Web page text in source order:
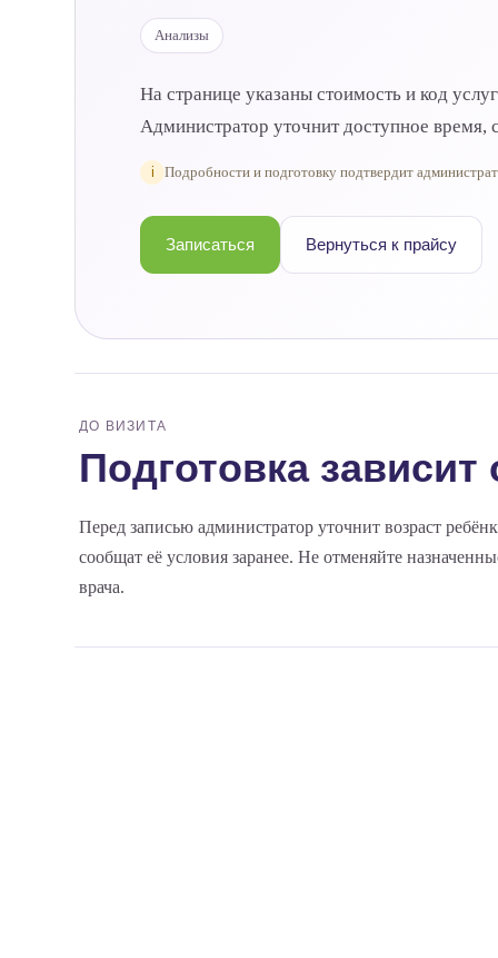
Анализы
На странице указаны стоимость и код
Администратор уточнит доступное время,
i Подробности и подготовку подтвердит
Записаться Вернуться к прайсу
ДО ВИЗИТА
Подготовка зависит
Перед записью администратор уточнит возраст
сообщат её условия заранее. Не отменяйте
врача.